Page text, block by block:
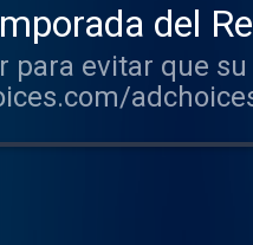
del
para evitar que